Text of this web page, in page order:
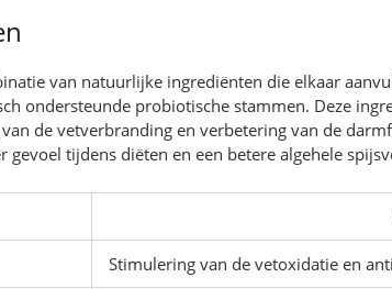
van natuurlijke ingrediënten die elkaar
ondersteunde probiotische stammen. Deze
de vetverbranding en verbetering van de
tijdens diëten en een betere algehele
Stimulering van de vetoxidatie en